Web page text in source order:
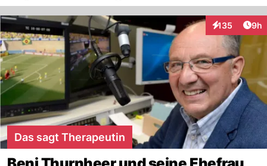
135
Interaktionen
9h
Das sagt Therapeutin